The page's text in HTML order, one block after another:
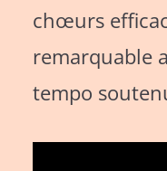
chœurs
remarquable
tempo